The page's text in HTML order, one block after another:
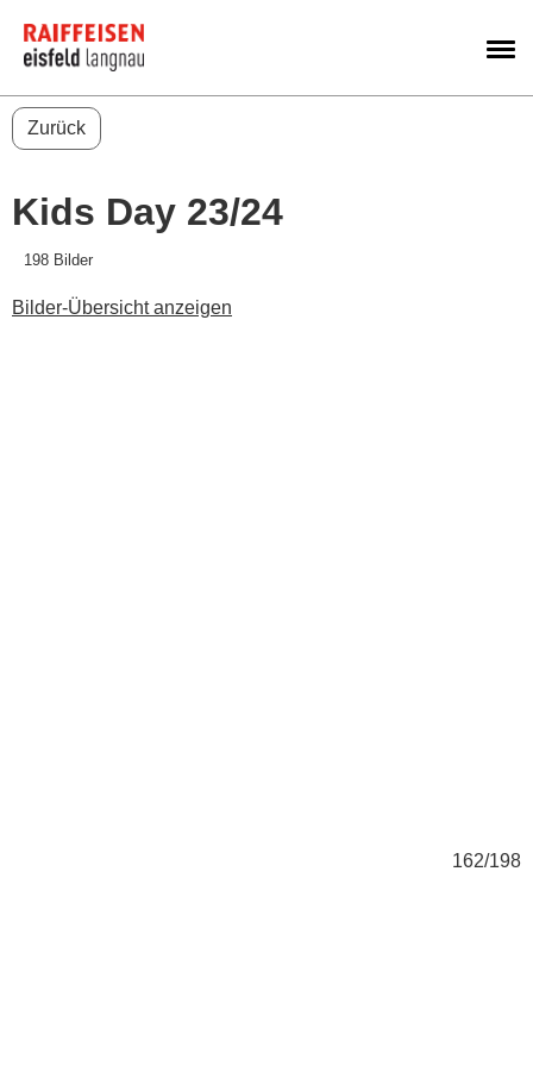
Zurück
Kids Day 23/24
198 Bilder
Bilder-Übersicht anzeigen
162/198